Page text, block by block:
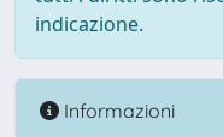
indicazione.
Informazioni